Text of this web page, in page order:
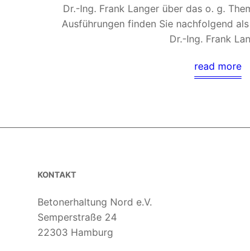
Dr.-Ing. Frank Langer über das o. g.
Ausführungen finden Sie nachfolgend
Dr.-Ing. Frank
read more
KONTAKT
Betonerhaltung Nord e.V.
Semperstraße 24
22303 Hamburg